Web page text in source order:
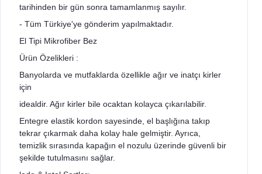
tarihinden bir gün sonra tamamlanmış sayılır.
- Tüm Türkiye'ye gönderim yapılmaktadır.
El Tipi Mikrofiber Bez
Ürün Özelikleri :
Banyolarda ve mutfaklarda özellikle ağır ve inatçı kirler
için
idealdir. Ağır kirler bile ocaktan kolayca çıkarılabilir.
Entegre elastik kordon sayesinde, el başlığına takıp
tekrar çıkarmak daha kolay hale gelmiştir. Ayrıca,
temizlik sırasında kapağın el nozulu üzerinde güvenli bir
şekilde tutulmasını sağlar.